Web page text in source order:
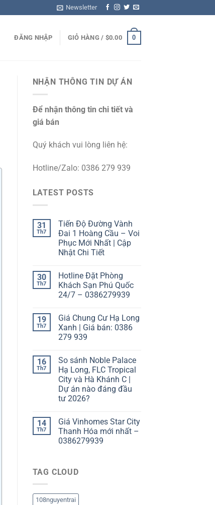
Newsletter
ĐĂNG NHẬP GIỎ HÀNG / $0.00 0
NHẬN THÔNG TIN DỰ ÁN
Để nhận thông tin chi tiết và
giá bán
Quý khách vui lòng liên hệ:
Hotline/Zalo: 0386 279 939
LATEST POSTS
31
Th7
Tiến Độ Đường Vành
Đai 1 Hoàng Cầu – Voi
Phục Mới Nhất | Cập
Nhật Chi Tiết
30
Th7
Hotline Đặt Phòng
Khách Sạn Phú Quốc
24/7 – 0386279939
19
Th7
Giá Chung Cư Hạ Long
Xanh | Giá bán: 0386
279 939
16
Th7
So sánh Noble Palace
Hạ Long, FLC Tropical
City và Hà Khánh C |
Dự án nào đáng đầu
tư 2026?
14
Th7
Giá Vinhomes Star City
Thanh Hóa mới nhất –
0386279939
TAG CLOUD
108nguyentrai